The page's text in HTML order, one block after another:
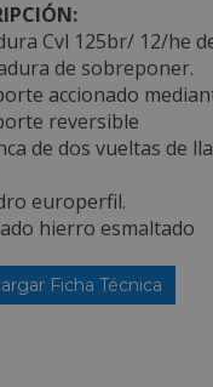
Cvl 125br/ 12/he
de sobreponer.
accionado
reversible
de dos vueltas de
europerfil.
hierro esmaltado
Ficha Técnica